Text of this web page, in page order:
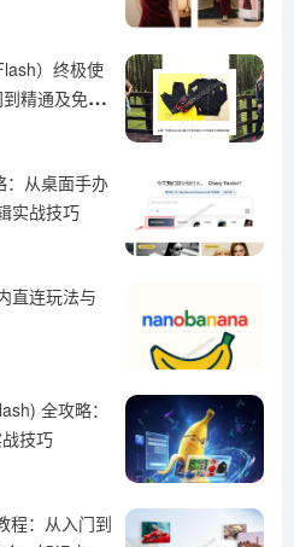
）终极使
精通及免费
：从桌面手办
实战技巧
直连玩法与
全攻略：
技巧
程：从入门到